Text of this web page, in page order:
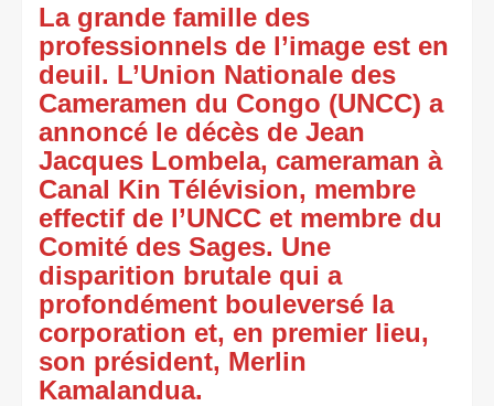
La grande famille des
professionnels de l’image est en
deuil. L’Union Nationale des
Cameramen du Congo (UNCC) a
annoncé le décès de Jean
Jacques Lombela, cameraman à
Canal Kin Télévision, membre
effectif de l’UNCC et membre du
Comité des Sages. Une
disparition brutale qui a
profondément bouleversé la
corporation et, en premier lieu,
son président, Merlin
Kamalandua.